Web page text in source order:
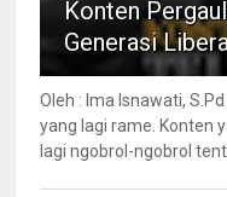
Konten
Generasi
Oleh : Ima Isnawati,
yang lagi rame. Konten
lagi ngobrol-ngobrol